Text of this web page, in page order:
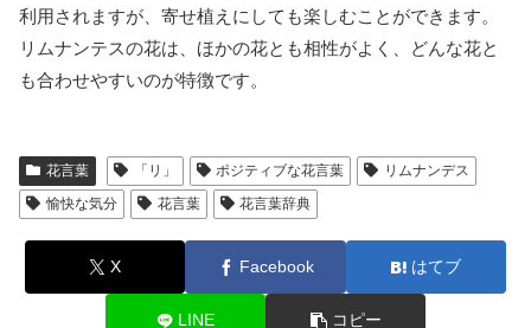
利用されますが、寄せ植えにしても楽しむことができます。
リムナンテスの花は、ほかの花とも相性がよく、どんな花と
も合わせやすいのが特徴です。
花言葉 「リ」 ポジティブな花言葉
リムナンデス
愉快な気分
花言葉 花言葉辞典
X Facebook はてブ
LINE コピー